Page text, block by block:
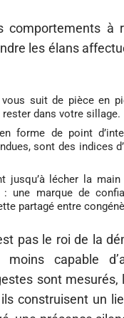
comportements à
les élans
suit de pièce en
rester dans votre sillage.
forme de point
sont des indices
jusqu’à lécher la
: une marque de
partagé entre
pas le roi de la
capable
sont mesurés,
construisent un